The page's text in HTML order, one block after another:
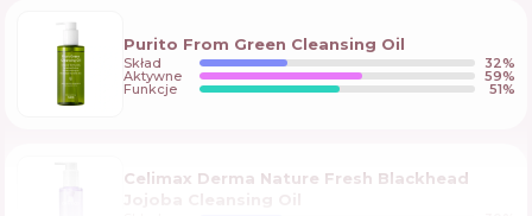
Purito From Green Cleansing Oil
Skład 32%
Aktywne 59%
Funkcje 51%
Celimax Derma Nature Fresh Blackhead